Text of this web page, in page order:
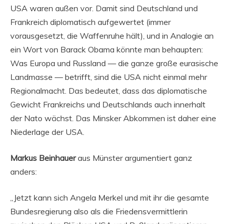
USA waren außen vor. Damit sind Deutschland und
Frankreich diplomatisch aufgewertet (immer
vorausgesetzt, die Waffenruhe hält), und in Analogie an
ein Wort von Barack Obama könnte man behaupten:
Was Europa und Russland — die ganze große eurasische
Landmasse — betrifft, sind die USA nicht einmal mehr
Regionalmacht. Das bedeutet, dass das diplomatische
Gewicht Frankreichs und Deutschlands auch innerhalt
der Nato wächst. Das Minsker Abkommen ist daher eine
Niederlage der USA.
Markus Beinhaueraus Münster argumentiert ganz
anders:
„Jetzt kann sich Angela Merkel und mit ihr die gesamte
Bundesregierung also als die Friedensvermittlerin